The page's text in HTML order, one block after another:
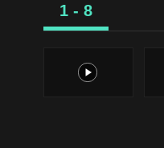
1 - 8
1